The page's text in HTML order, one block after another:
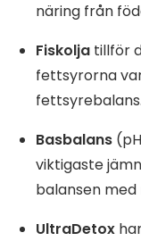
näring från
Fiskolja tillför
fettsyrorna
fettsyrebalans.
Basbalans
viktigaste
balansen
UltraDetox